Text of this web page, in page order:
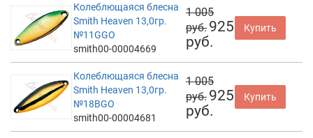
Колеблющаяся блесна
Smith Heaven 13,0гр.
№11GGO
smith00-00004669
1 005
руб. 925
руб.
Купить
Колеблющаяся блесна
Smith Heaven 13,0гр.
№18BGO
smith00-00004681
1 005
руб. 925
руб.
Купить